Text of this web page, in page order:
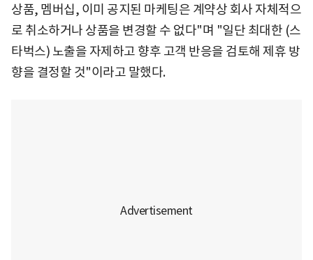
상품, 멤버십, 이미 공지된 마케팅은 계약상 회사 자체적으
로 취소하거나 상품을 변경할 수 없다"며 "일단 최대한 (스
타벅스) 노출을 자제하고 향후 고객 반응을 검토해 제휴 방
향을 결정할 것"이라고 말했다.